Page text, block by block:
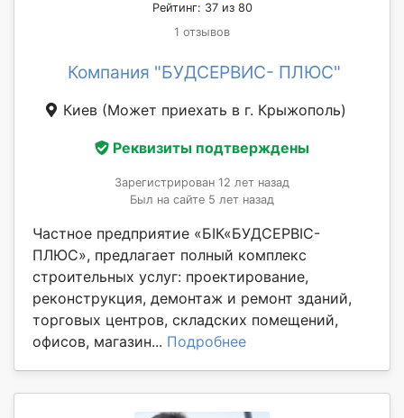
Рейтинг: 37 из 80
1 отзывов
Компания "БУДСЕРВИС- ПЛЮС"
Киев (Может приехать в г. Крыжополь)
Реквизиты подтверждены
Зарегистрирован 12 лет назад
Был на сайте 5 лет назад
Частное предприятие «БІК«БУДСЕРВІС-
ПЛЮС», предлагает полный комплекс
строительных услуг: проектирование,
реконструкция, демонтаж и ремонт зданий,
торговых центров, складских помещений,
офисов, магазин... Подробнее